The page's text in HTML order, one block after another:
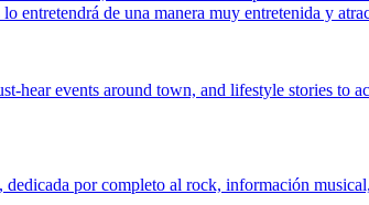
entretendrá de una manera muy entretenida y
hear events around town, and lifestyle stories to
por completo al rock, información